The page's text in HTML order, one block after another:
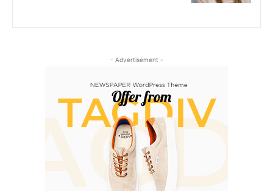
- Advertisement -